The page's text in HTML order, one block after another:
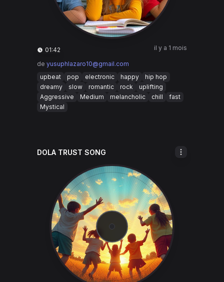
01:42 il y a 1 mois
de yusuphlazaro10@gmail.com
upbeat
pop electronic happy
hip hop
dreamy
slow romantic rock
uplifting
Aggressive
Medium melancholic chill
fast
Mystical
DOLA TRUST SONG